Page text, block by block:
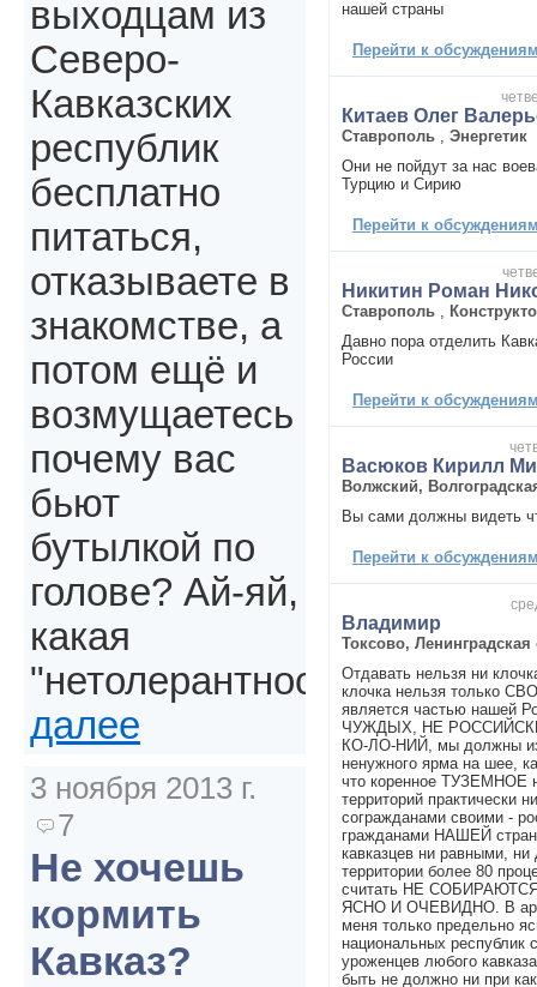
нашей страны
Перейти к
Китаев Олег
Ставрополь
Энергетик
Они не пойдут за нас
Турцию и Сирию
Перейти к
Никитин Роман
Ставрополь
Давно пора отделить
России
Перейти к
Васюков Кирилл
Волжский,
Вы сами должны видеть
Перейти к
Владимир
Токсово, Ленинградская
Отдавать нельзя ни
клочка нельзя только
является частью нашей
ЧУЖДЫХ, НЕ
КО-ЛО-НИЙ, мы должны
ненужного ярма на шее,
что коренное ТУЗЕМНОЕ
территорий практически
согражданами своими -
гражданами НАШЕЙ
кавказцев ни равными,
территории более 80
считать НЕ
ЯСНО И ОЧЕВИДНО. В
меня только предельно
национальных республик
уроженцев любого
быть не должно ни при
выходцам из
Северо-
Кавказских
республик
бесплатно
питаться,
отказываете в
знакомстве, а
потом ещё и
возмущаетесь
почему вас
бьют
бутылкой по
голове? Ай-яй,
какая
"нетолерантность".
далее
3 ноября 2013 г.
7
Не хочешь
кормить
Кавказ?